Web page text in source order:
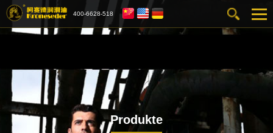
400-6628-518
Produkte